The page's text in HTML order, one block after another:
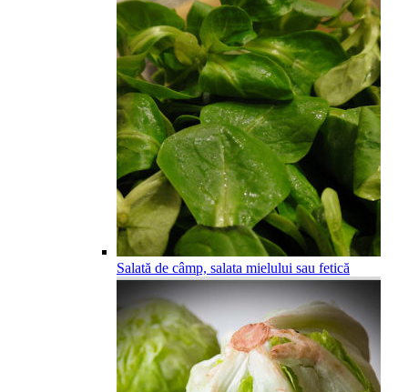
Salată de câmp, salata mielului sau fetică